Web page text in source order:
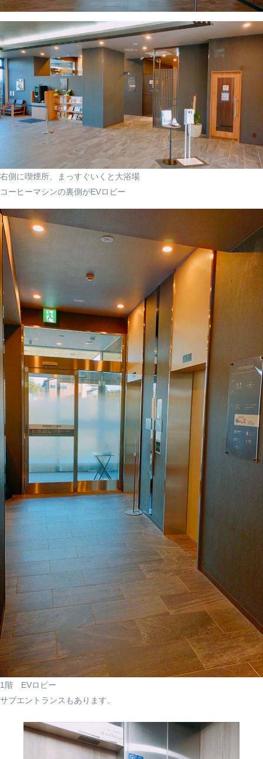
右側に喫煙所、まっすぐいくと大浴場
コーヒーマシンの裏側がEVロビー
1階 EVロビー
サブエントランスもあります。